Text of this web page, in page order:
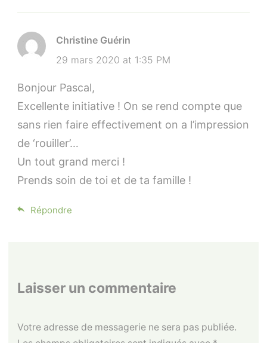
Christine Guérin
29 mars 2020 at 1:35 PM
Bonjour Pascal,
Excellente initiative ! On se rend compte que
sans rien faire effectivement on a l’impression
de ‘rouiller’…
Un tout grand merci !
Prends soin de toi et de ta famille !
Répondre
Laisser un commentaire
Votre adresse de messagerie ne sera pas publiée.